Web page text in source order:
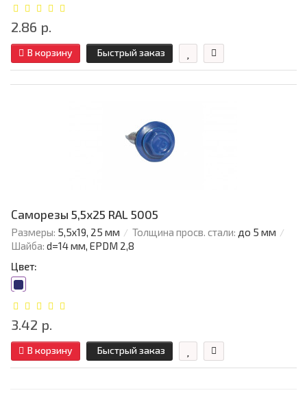
2.86 р.
В корзину Быстрый заказ
Саморезы 5,5х25 RAL 5005
Размеры: 5,5х19, 25 мм Толщина просв. стали: до 5 мм
Шайба: d=14 мм, EPDM 2,8
Цвет:
3.42 р.
В корзину Быстрый заказ